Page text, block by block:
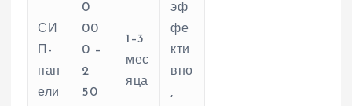
СИ
П-
пан
ели
0
00
0 –
2
50
1–3
мес
яца
эф
фе
кти
вно
,